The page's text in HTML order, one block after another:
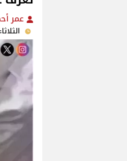
عمر
الثلاثاء 25/مارس/2025 -